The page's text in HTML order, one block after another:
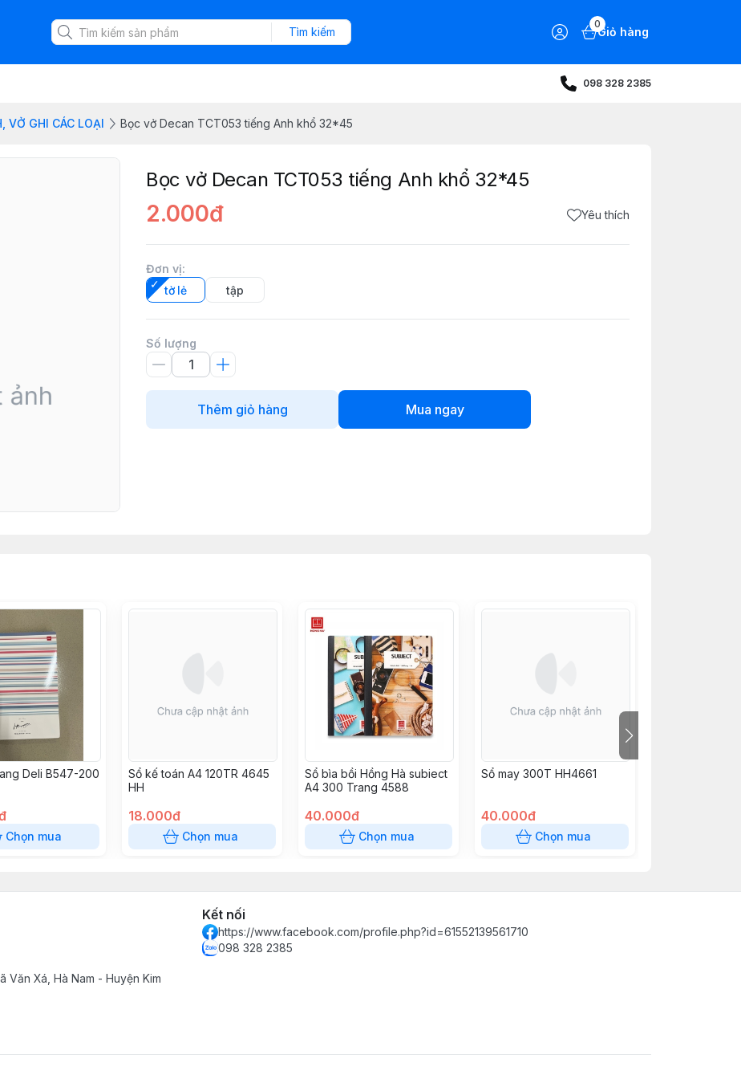
Tìm kiếm
0
Giỏ hàng
098 328 2385
VỞ GHI CÁC LOẠI Bọc vở Decan TCT053 tiếng Anh khổ 32*45
Bọc vở Decan TCT053 tiếng Anh khổ 32*45
2.000đ Yêu thích
Đơn vị:
tờ lẻ
tập
Số lượng
Thêm giỏ hàng Mua ngay
Deli B547-200
Chọn mua
Sổ kế toán A4 120TR 4645
HH
18.000đ
Chọn mua
Sổ bìa bồi Hồng Hà subiect
A4 300 Trang 4588
40.000đ
Chọn mua
Sổ may 300T HH4661
40.000đ
Chọn mua
Văn Xá, Hà Nam - Huyện Kim
Kết nối
https://www.facebook.com/profile.php?id=61552139561710
098 328 2385